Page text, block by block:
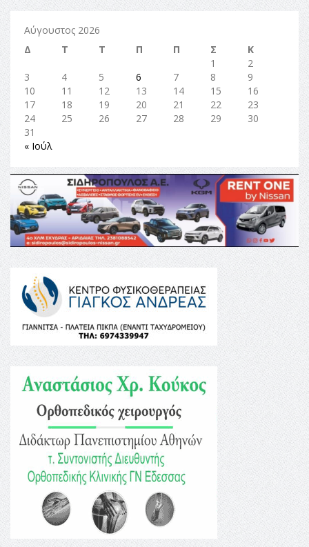
Αύγουστος 2026
Δ
Τ Τ Π Π Σ
Κ
1
2
3
4 5 6 7 8
9
10
11 12 13 14 15
16
17
18 19 20 21 22
23
24
25 26 27 28 29
30
31
« Ιούλ